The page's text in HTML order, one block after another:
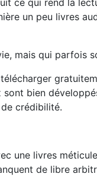
ce qui rend la
un peu livres
mais qui parfois
bien
crédibilité.
une livres
de libre